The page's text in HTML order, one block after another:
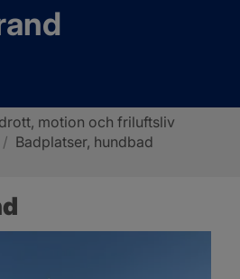
motion och friluftsliv
/ Badplatser, hundbad